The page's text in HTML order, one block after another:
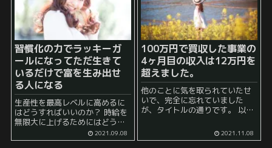
習慣化の力でラッキーガ
ールになってただ生きて
いるだけで富を生み出せ
る人になる
生産性を最高レベルに高めるに
はどうすればいいのか？ 時給を
無限大に上げるためにはどうす
えていたら、結局は 存在するだ
2021.09.08
100万円で買収した事業の
4ヶ月目の収入は12万円を
超えました。
他のことに気を取られていたせ
いで、完全に忘れていました
が、タイトルの通りです。 以下
ているという状況です。 当初の
もくろみは以下の通りで、スト
2021.11.08